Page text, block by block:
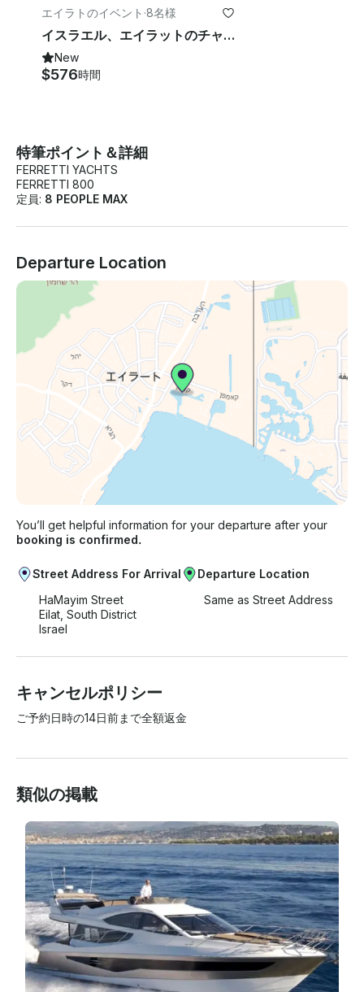
エイラトのイベント ·8名様
イスラエル、エイラットのチャーター・ラグジュアリー・フェレティ・パワー・メガ・ヨット
New
$576時間
特筆ポイント＆詳細
FERRETTI YACHTS
FERRETTI 800
定員: 8 PEOPLE MAX
Departure Location
You’ll get helpful information for your departure after your
booking is confirmed.
Street Address For Arrival
HaMayim Street
Eilat, South District
Israel
Departure Location
Same as Street Address
キャンセルポリシー
ご予約日時の14日前まで全額返金
類似の掲載